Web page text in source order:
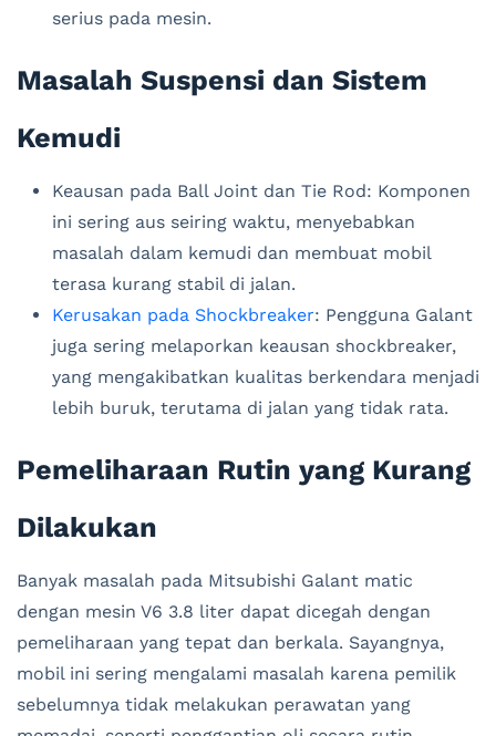
serius pada mesin.
Masalah Suspensi dan Sistem
Kemudi
Keausan pada Ball Joint dan Tie Rod: Komponen
ini sering aus seiring waktu, menyebabkan
masalah dalam kemudi dan membuat mobil
terasa kurang stabil di jalan.
Kerusakan pada Shockbreaker: Pengguna Galant
juga sering melaporkan keausan shockbreaker,
yang mengakibatkan kualitas berkendara menjadi
lebih buruk, terutama di jalan yang tidak rata.
Pemeliharaan Rutin yang Kurang
Dilakukan
Banyak masalah pada Mitsubishi Galant matic
dengan mesin V6 3.8 liter dapat dicegah dengan
pemeliharaan yang tepat dan berkala. Sayangnya,
mobil ini sering mengalami masalah karena pemilik
sebelumnya tidak melakukan perawatan yang